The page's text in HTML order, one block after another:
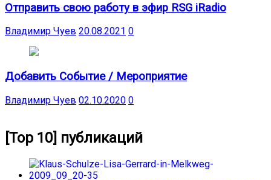
Отправить свою работу в эфир RSG iRadio
Владимир Чуев 20.08.2021 0
Добавить Событие / Мероприятие
Владимир Чуев 02.10.2020 0
[Top 10] публикаций